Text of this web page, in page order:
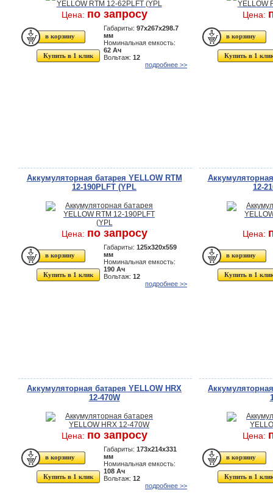
Цена: по запросу
Купить в 1 клик
Габариты: 97x267x298.7
мм
Номинальная емкость:
62 Ач
Вольтаж: 12
подробнее >>
Цена:
Купить в 1
Аккумуляторная батарея YELLOW RTM
12-190PLFT (YPL
Цена: по запросу
Купить в 1 клик
Габариты: 125x320x559
мм
Номинальная емкость:
190 Ач
Вольтаж: 12
подробнее >>
12-
Цена:
Купить в 1
Аккумуляторная батарея YELLOW HRX
12-470W
Цена: по запросу
Купить в 1 клик
Габариты: 173x214x331
мм
Номинальная емкость:
108 Ач
Вольтаж: 12
подробнее >>
Цена:
Купить в 1